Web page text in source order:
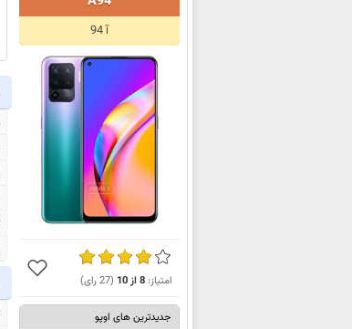
آ 94
امتیاز:8از10
(
27رای)
جدیدترین های اوپو